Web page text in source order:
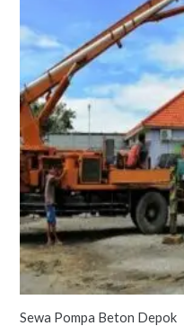
Sewa Pompa Beton Depok